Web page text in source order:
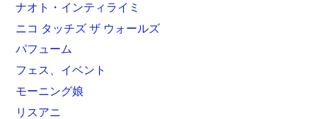
ナオト・インティライミ
ニコ タッチズ ザ ウォールズ
パフューム
フェス、イベント
モーニング娘
リスアニ